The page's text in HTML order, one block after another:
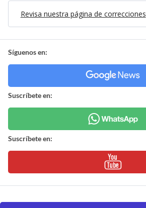
Revisa nuestra página de correcciones
Síguenos en:
Suscríbete en:
Suscríbete en: